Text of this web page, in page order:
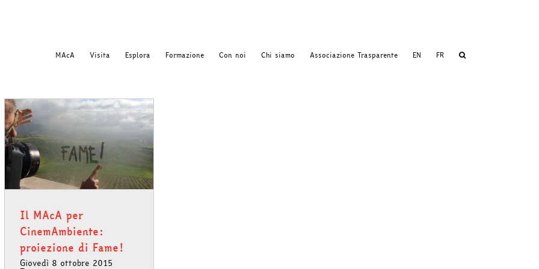
MAcA Visita Esplora Formazione Con noi Chi siamo Associazione Trasparente EN FR
Il MAcA per
CinemAmbiente:
proiezione di Fame!
Giovedì 8 ottobre 2015